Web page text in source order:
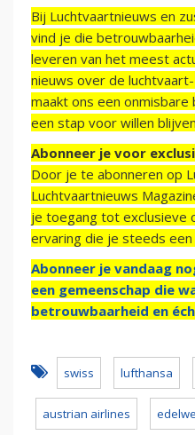
Bij Luchtvaartnieuws en
vind je die
leveren van het meest
nieuws over de
maakt ons een
een stap voor willen
Abonneer je voor
Door je te abonneren op
Luchtvaartnieuws
je toegang tot exclusieve
ervaring die je steeds
Abonneer je vandaag
een gemeenschap die
betrouwbaarheid en
swiss lufthansa
austrian airlines